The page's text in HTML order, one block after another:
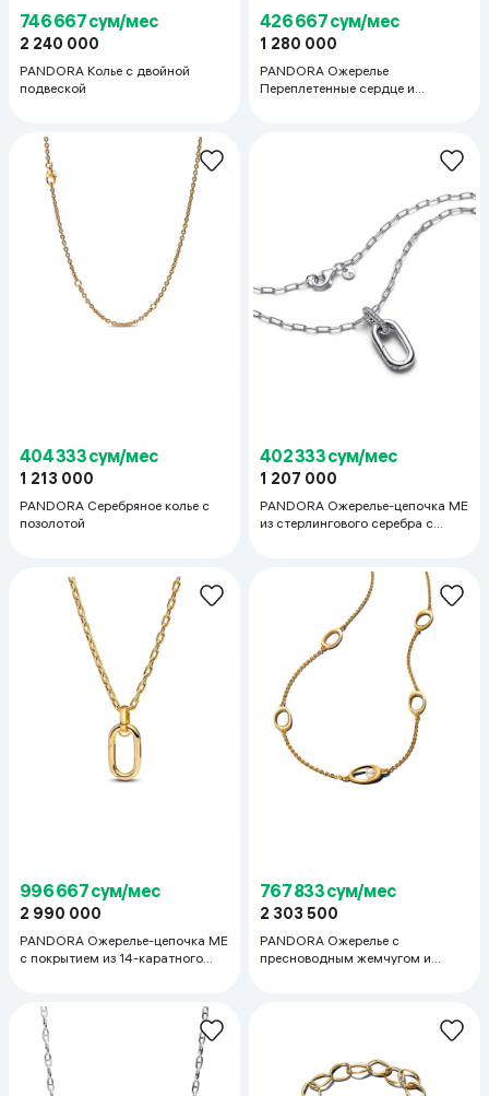
746 667 сум/мес
2 240 000
PANDORA Колье с двойной
подвеской
426 667 сум/мес
1 280 000
PANDORA Ожерелье
Переплетенные сердце и
404 333 сум/мес
1 213 000
PANDORA Серебряное колье с
позолотой
402 333 сум/мес
1 207 000
PANDORA Ожерелье-цепочка ME
из стерлингового серебра с
996 667 сум/мес
2 990 000
PANDORA Ожерелье-цепочка ME
с покрытием из 14-каратного
767 833 сум/мес
2 303 500
PANDORA Ожерелье с
пресноводным жемчугом и